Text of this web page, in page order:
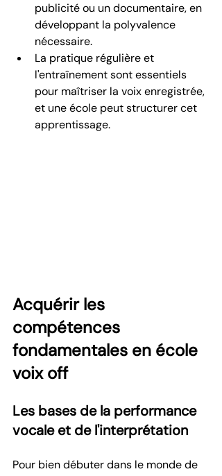
publicité ou un documentaire, en
développant la polyvalence
nécessaire.
La pratique régulière et
l'entraînement sont essentiels
pour maîtriser la voix enregistrée,
et une école peut structurer cet
apprentissage.
Acquérir les
compétences
fondamentales en école
voix off
Les bases de la performance
vocale et de l'interprétation
Pour bien débuter dans le monde de